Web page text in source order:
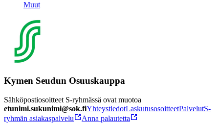
Muut
Kymen Seudun Osuuskauppa
Sähköpostiosoitteet S-ryhmässä ovat muotoa
etunimi.sukunimi@sok.fiYhteystiedotLaskutusosoitteetPalvelutS-
ryhmän asiakaspalvelu
Anna palautetta